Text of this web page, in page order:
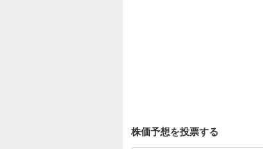
株価予想を投票する